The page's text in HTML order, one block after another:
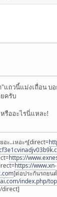
แถวนี้แม่งเถื่อน บ
ครับ
รืออะไรนี่แหละ!
อะ..เหอะๆ[direct=
https://
https://www.xn-
]ต่อประกันรถยน
index.php/
direct]